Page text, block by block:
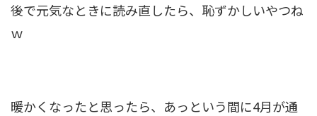
後で元気なときに読み直したら、恥ずかしいやつね
ｗ
暖かくなったと思ったら、あっという間に4月が通